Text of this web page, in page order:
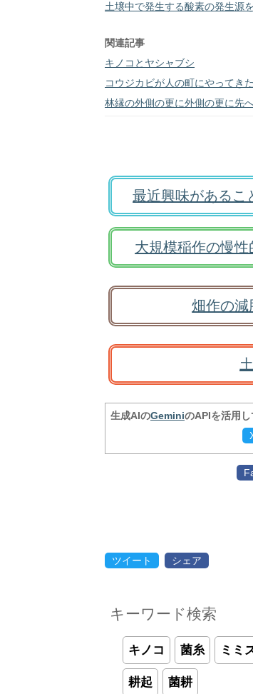
土壌中で発生する酸素の発生源
関連記事
キノコとヤシャブシ
コウジカビが人の町にやってきた
林縁の外側の更に外側の更に先
最近興味があるこ
大規模稲作の慢
畑作の減
生成AIのGeminiのAPIを活用し
ツイート シェア
キーワード検索
キノコ 菌糸 ミミ
耕起 菌耕